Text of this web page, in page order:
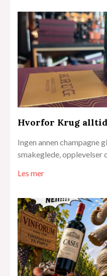
Hvorfor Krug
Ingen annen champagne
smakeglede, opplevelser
Les mer